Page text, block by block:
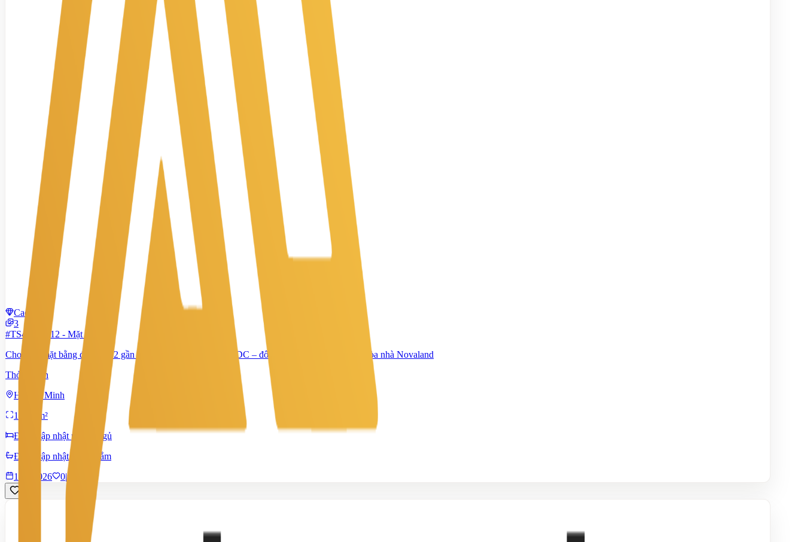
Cao cấp
3
#TS46553512 - Mặt bằng
Cho thuê mặt bằng đường 3/2 gần Trung tâm Phòng Ngừa CDC – đối diện chung cư đang xây tòa nhà Novaland
Thỏa thuận
Hồ Chí Minh
130,2 m²
Đang cập nhật phòng ngủ
Đang cập nhật phòng tắm
15/7/2026
0|